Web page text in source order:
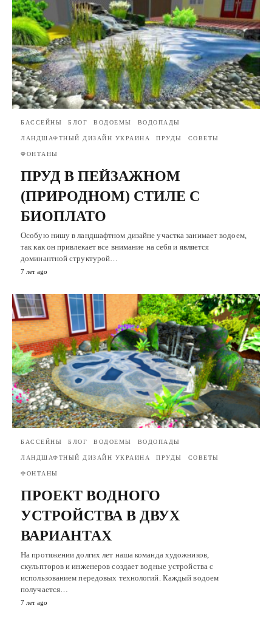
БАССЕЙНЫ БЛОГ ВОДОЕМЫ ВОДОПАДЫ
ЛАНДШАФТНЫЙ ДИЗАЙН УКРАИНА ПРУДЫ СОВЕТЫ
ФОНТАНЫ
ПРУД В ПЕЙЗАЖНОМ
(ПРИРОДНОМ) СТИЛЕ С
БИОПЛАТО
Особую нишу в ландшафтном дизайне участка занимает водоем,
так как он привлекает все внимание на себя и является
доминантной структурой…
7 лет ago
БАССЕЙНЫ БЛОГ ВОДОЕМЫ ВОДОПАДЫ
ЛАНДШАФТНЫЙ ДИЗАЙН УКРАИНА ПРУДЫ СОВЕТЫ
ФОНТАНЫ
ПРОЕКТ ВОДНОГО
УСТРОЙСТВА В ДВУХ
ВАРИАНТАХ
На протяжении долгих лет наша команда художников,
скульпторов и инженеров создает водные устройства с
использованием передовых технологий. Каждый водоем
получается…
7 лет ago